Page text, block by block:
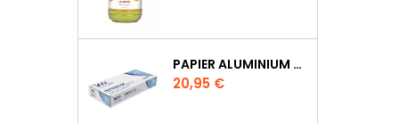
PAPIER ALUMINIUM POUR WRAPMASTER 1000 PRO - 34C27
Prix
20,95 €